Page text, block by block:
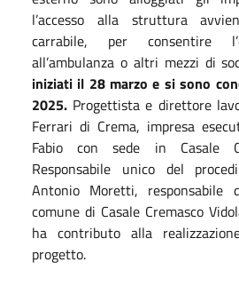
l’accesso alla struttura
carrabile, per consentire
all’ambulanza o altri mezzi di
iniziati il 28 marzo e si sono
2025. Progettista e direttore
Ferrari di Crema, impresa
Fabio con sede in Casale
Responsabile unico del
Antonio Moretti, responsabile
comune di Casale Cremasco
ha contributo alla
progetto.